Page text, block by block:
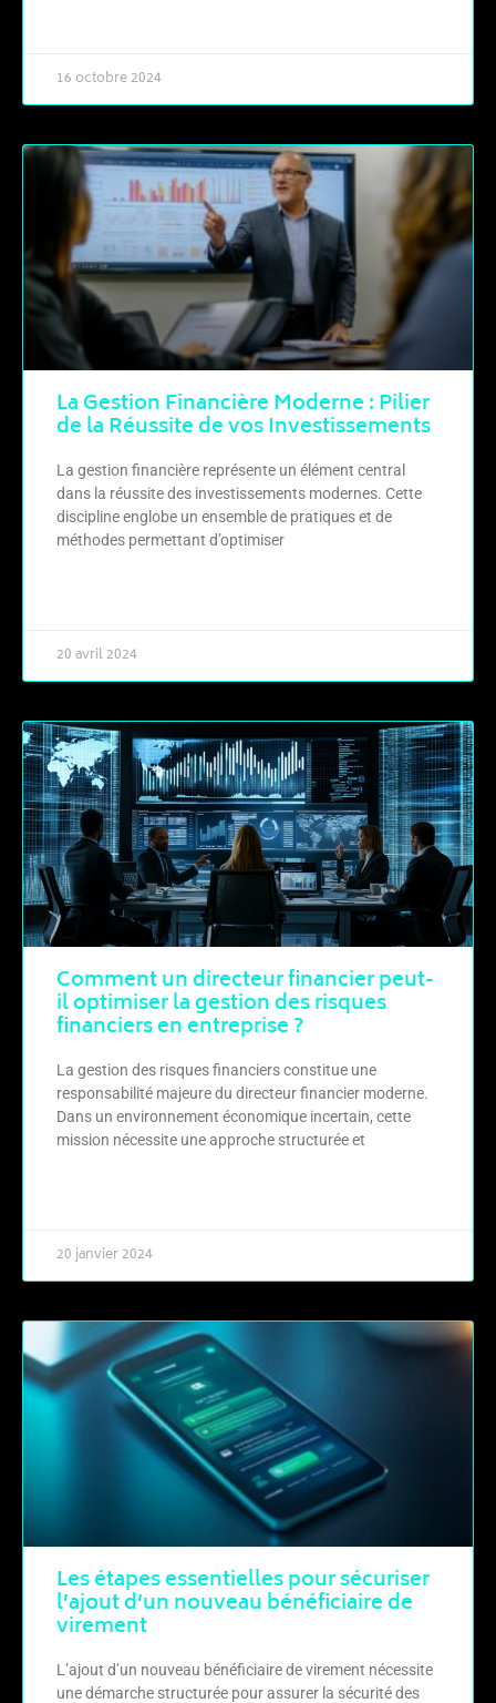
16 octobre 2024
La Gestion Financière Moderne : Pilier
de la Réussite de vos Investissements
La gestion financière représente un élément central
dans la réussite des investissements modernes. Cette
discipline englobe un ensemble de pratiques et de
méthodes permettant d’optimiser
20 avril 2024
Comment un directeur financier peut-
il optimiser la gestion des risques
financiers en entreprise ?
La gestion des risques financiers constitue une
responsabilité majeure du directeur financier moderne.
Dans un environnement économique incertain, cette
mission nécessite une approche structurée et
20 janvier 2024
Les étapes essentielles pour sécuriser
l’ajout d’un nouveau bénéficiaire de
virement
L’ajout d’un nouveau bénéficiaire de virement nécessite
une démarche structurée pour assurer la sécurité des